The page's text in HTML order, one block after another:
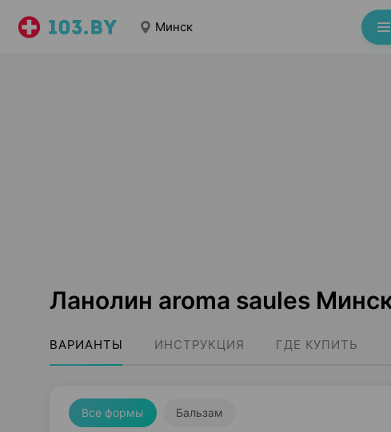
Минск
Ланолин aroma saules
ВАРИАНТЫ ИНСТРУКЦИЯ ГДЕ КУПИТЬ
Все формы Бальзам